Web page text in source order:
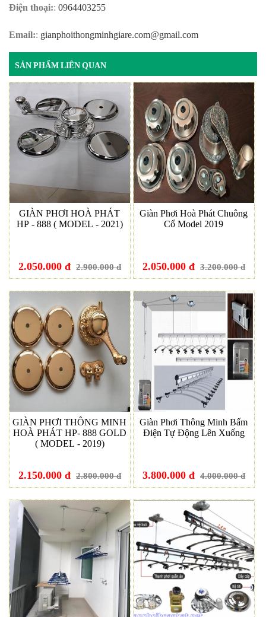
Điện thoại:: 0964403255
Email:: gianphoithongminhgiare.com@gmail.com
SẢN PHẨM LIÊN QUAN
GIÀN PHƠI HOÀ PHÁT
HP - 888 ( MODEL - 2021)
2.050.000 đ 2.900.000 đ
Giàn Phơi Hoà Phát Chuông
Cổ Model 2019
2.050.000 đ 3.200.000 đ
GIÀN PHƠI THÔNG MINH
HOÀ PHÁT HP- 888 GOLD
( MODEL - 2019)
2.150.000 đ 2.800.000 đ
Giàn Phơi Thông Minh Bấm
Điện Tự Động Lên Xuống
3.800.000 đ 4.000.000 đ